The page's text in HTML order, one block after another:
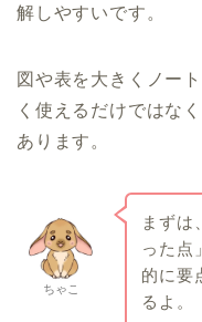
解しやすいです。
図や表を大きくノー
く使えるだけではな
あります。
ちゃこ
まずは
った点
的に要
るよ。